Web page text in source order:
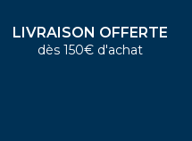
LIVRAISON OFFERTE
dès 150€ d'achat